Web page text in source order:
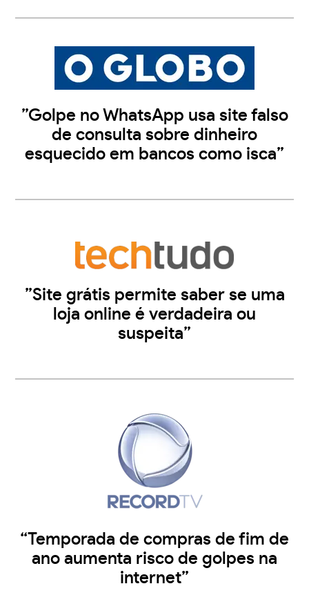
”Golpe no WhatsApp usa site falso
de consulta sobre dinheiro
esquecido em bancos como isca”
”Site grátis permite saber se uma
loja online é verdadeira ou
suspeita”
“Temporada de compras de fim de
ano aumenta risco de golpes na
internet”